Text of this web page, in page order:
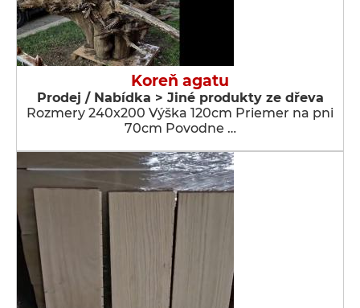
Koreň agatu
Prodej / Nabídka > Jiné produkty ze dřeva
Rozmery 240x200 Výška 120cm Priemer na pni
70cm Povodne …